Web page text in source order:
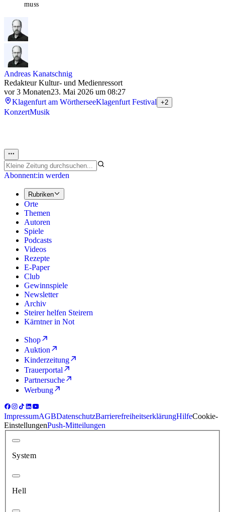
muss
Andreas Kanatschnig
Redakteur Kultur- und Medienressort
vor 3 Monaten23. Mai 2026 um 08:27
Klagenfurt am WörtherseeKlagenfurt Festival +2
KonzertMusik
Abonnent:in werden
Rubriken
Orte
Themen
Autoren
Spiele
Podcasts
Videos
Rezepte
E-Paper
Club
Gewinnspiele
Newsletter
Archiv
Steirer helfen Steirern
Kärntner in Not
Shop
Auktion
Kinderzeitung
Trauerportal
Partnersuche
Werbung
ImpressumAGBDatenschutzBarrierefreiheitserklärungHilfeCookie-
EinstellungenPush-Mitteilungen
System
Hell